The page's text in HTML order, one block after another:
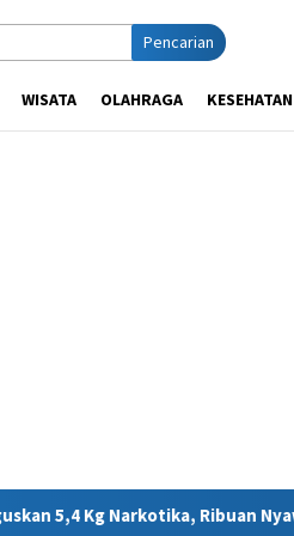
Pencarian
WISATA OLAHRAGA KESEHATAN
Nyawa Terhindar dari Bahaya